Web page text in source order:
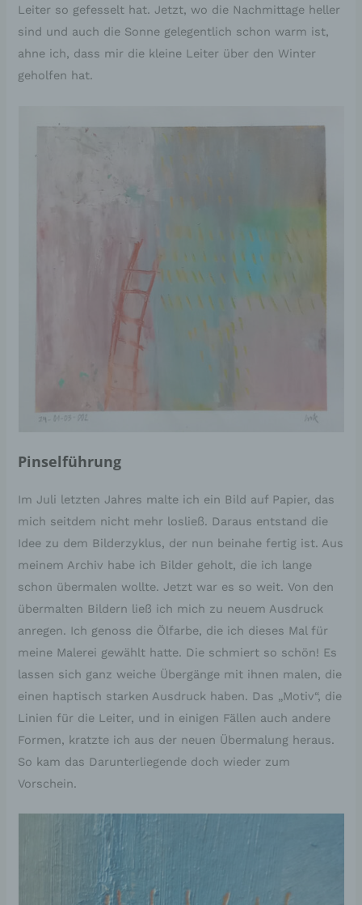
Leiter so gefesselt hat. Jetzt, wo die Nachmittage heller
sind und auch die Sonne gelegentlich schon warm ist,
ahne ich, dass mir die kleine Leiter über den Winter
geholfen hat.
Pinselführung
Im Juli letzten Jahres malte ich ein Bild auf Papier, das
mich seitdem nicht mehr losließ. Daraus entstand die
Idee zu dem Bilderzyklus, der nun beinahe fertig ist. Aus
meinem Archiv habe ich Bilder geholt, die ich lange
schon übermalen wollte. Jetzt war es so weit. Von den
übermalten Bildern ließ ich mich zu neuem Ausdruck
anregen. Ich genoss die Ölfarbe, die ich dieses Mal für
meine Malerei gewählt hatte. Die schmiert so schön! Es
lassen sich ganz weiche Übergänge mit ihnen malen, die
einen haptisch starken Ausdruck haben. Das „Motiv“, die
Linien für die Leiter, und in einigen Fällen auch andere
Formen, kratzte ich aus der neuen Übermalung heraus.
So kam das Darunterliegende doch wieder zum
Vorschein.